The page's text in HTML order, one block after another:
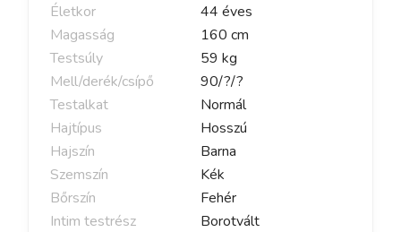
Életkor
44 éves
Magasság
160 cm
Testsúly
59 kg
Mell/derék/csípő
90/?/?
Testalkat
Normál
Hajtípus
Hosszú
Hajszín
Barna
Szemszín
Kék
Bőrszín
Fehér
Intim testrész
Borotvált